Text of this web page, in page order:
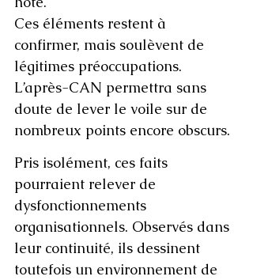
Ces éléments restent à
confirmer, mais soulèvent de
légitimes préoccupations.
L’après-CAN permettra sans
doute de lever le voile sur de
nombreux points encore obscurs.
Pris isolément, ces faits
pourraient relever de
dysfonctionnements
organisationnels. Observés dans
leur continuité, ils dessinent
toutefois un environnement de